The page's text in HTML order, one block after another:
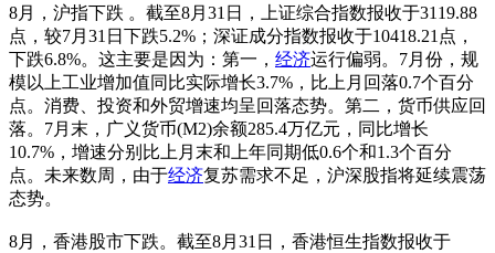
8月，沪指下跌 。截至8月31日，上证综合指数报收于3119.88
点，较7月31日下跌5.2%；深证成分指数报收于10418.21点，
下跌6.8%。这主要是因为：第一， 经济运行偏弱。7月份，规
模以上工业增加值同比实际增长3.7%，比上月回落0.7个百分
点。消费、投资和外贸增速均呈回落态势。第二，货币供应回
落。7月末，广义货币(M2)余额285.4万亿元，同比增长
10.7%，增速分别比上月末和上年同期低0.6个和1.3个百分
点。未来数周，由于经济复苏需求不足，沪深股指将延续震荡
态势。
8月，香港股市下跌。截至8月31日，香港恒生指数报收于